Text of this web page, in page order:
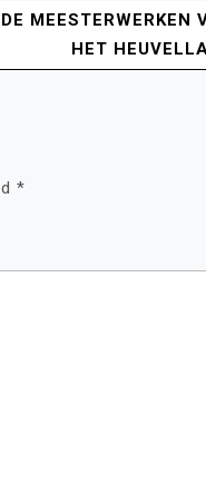
MEESTERWERKEN
HET
*